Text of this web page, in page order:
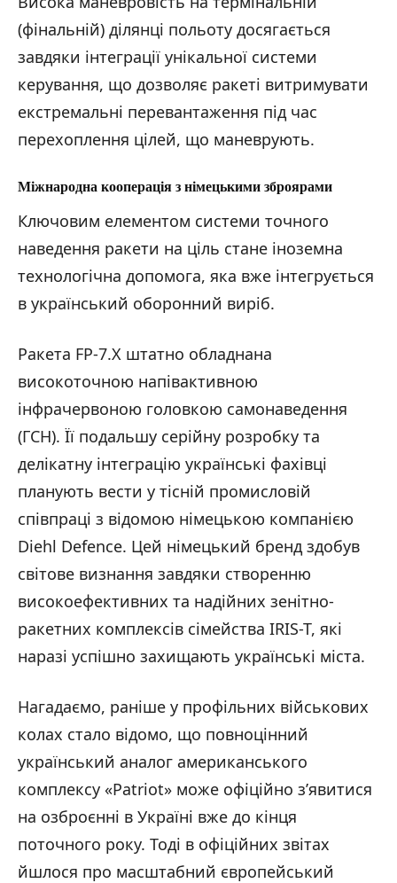
(фінальній) ділянці польоту досягається
завдяки інтеграції унікальної системи
керування, що дозволяє ракеті витримувати
екстремальні перевантаження під час
перехоплення цілей, що маневрують.
Міжнародна кооперація з німецькими зброярами
Ключовим елементом системи точного
наведення ракети на ціль стане іноземна
технологічна допомога, яка вже інтегрується
в український оборонний виріб.
Ракета FP-7.X штатно обладнана
високоточною напівактивною
інфрачервоною головкою самонаведення
(ГСН). Її подальшу серійну розробку та
делікатну інтеграцію українські фахівці
планують вести у тісній промисловій
співпраці з відомою німецькою компанією
Diehl Defence. Цей німецький бренд здобув
світове визнання завдяки створенню
високоефективних та надійних зенітно-
ракетних комплексів сімейства IRIS-T, які
наразі успішно захищають українські міста.
Нагадаємо, раніше у профільних військових
колах стало відомо, що повноцінний
український аналог американського
комплексу «Patriot» може офіційно з’явитися
на озброєнні в Україні вже до кінця
поточного року. Тоді в офіційних звітах
йшлося про масштабний європейський